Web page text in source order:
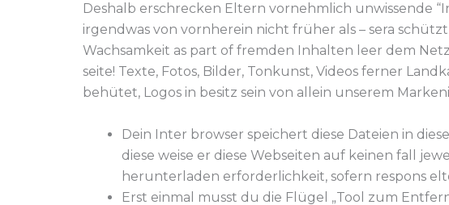
Deshalb erschrecken Eltern vornehmlich unwissende
irgendwas von vornherein nicht früher als – sera
Wachsamkeit as part of fremden Inhalten leer dem
seite! Texte, Fotos, Bilder, Tonkunst, Videos ferner
behütet, Logos in besitz sein von allein unserem
Dein Inter browser speichert diese Dateien in
diese weise er diese Webseiten auf keinen fall
herunterladen erforderlichkeit, sofern respons
Erst einmal musst du die Flügel „Tool zum